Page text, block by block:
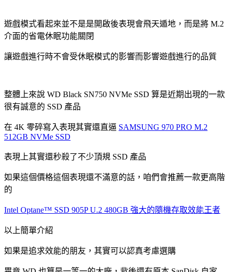
遊戲模式看起來並不是是開啟後表現會飛天遁地，而是將 M.2
介面的省電休眠功能關閉
讓遊戲進行時不會受休眠模式的影響而影響遊戲進行的品質
整體上來說 WD Black SN750 NVMe SSD 算是近期出現的一款
很有誠意的 SSD 產品
在 4K 零碎寫入表現其實還直逼 SAMSUNG 970 PRO M.2
512GB NVMe SSD
表現上其實還秒殺了不少頂規 SSD 產品
如果這個價格這個表現還不滿意的話，咱們會推薦一款更高階
的
Intel Optane™ SSD 905P U.2 480GB 強大的隨機存取效能王者
以上簡單介紹
如果是追求效能的朋友，其實可以認真考慮選購